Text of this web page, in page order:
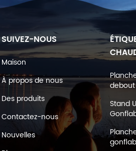
SUIVEZ-NOUS
Maison
À propos de nous
Des produits
Contactez-nous
Nouvelles
debout
Stand